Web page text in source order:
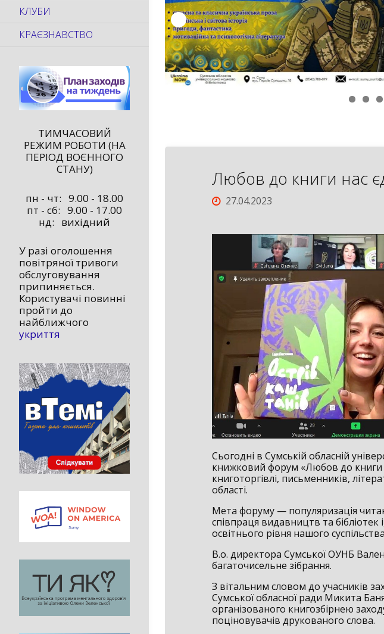
Любов до книги нас
27.04.2023
Сьогодні в Сумській обласній
книжковий форум «Любов до книги
книготоргівлі, письменників,
області.
Мета форуму — популяризація
співпраця видавництв та бібліотек
освітнього рівня нашого
В.о. директора Сумської ОУНБ
багаточисельне зібрання.
З вітальним словом до учасників
Сумської обласної ради Микита
організованого книгозбірнею
поціновувачів друкованого слова.
КЛУБИ
КРАЄЗНАВСТВО
ТИМЧАСОВИЙ
РЕЖИМ РОБОТИ (НА
ПЕРІОД ВОЄННОГО
СТАНУ)
пн - чт: 9.00 - 18.00
пт - сб: 9.00 - 17.00
нд: вихідний
У разі оголошення
повітряної тривоги
обслуговування
припиняється.
Користувачі повинні
пройти до
найближчого
укриття